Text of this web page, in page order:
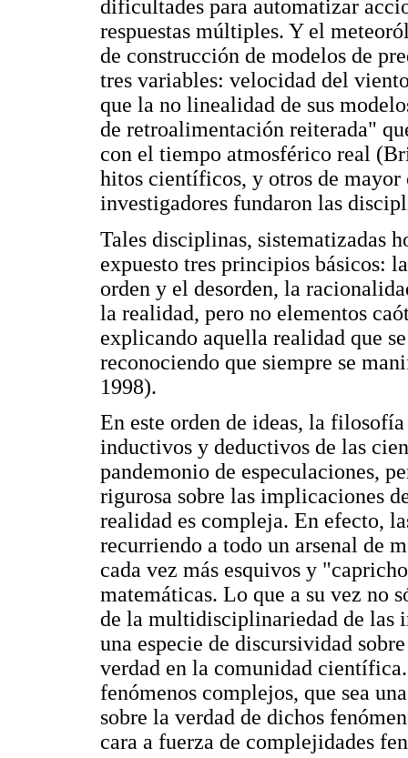
dificultades para automatizar
respuestas múltiples. Y el
de construcción de modelos de
tres variables: velocidad del
que la no linealidad de sus
de retroalimentación reiterada"
con el tiempo atmosférico real
hitos científicos, y otros de
investigadores fundaron las
Tales disciplinas, sistematizadas
expuesto tres principios básicos:
orden y el desorden, la
la realidad, pero no elementos
explicando aquella realidad que
reconociendo que siempre se
1998).
En este orden de ideas, la
inductivos y deductivos de las
pandemonio de especulaciones,
rigurosa sobre las implicaciones
realidad es compleja. En efecto,
recurriendo a todo un arsenal de
cada vez más esquivos y
matemáticas. Lo que a su vez no
de la multidisciplinariedad de las
una especie de discursividad
verdad en la comunidad
fenómenos complejos, que sea
sobre la verdad de dichos
cara a fuerza de complejidades